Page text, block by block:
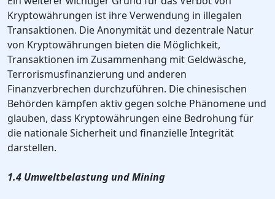
Kryptowährungen ist ihre Verwendung in illegalen
Transaktionen. Die Anonymität und dezentrale Natur
von Kryptowährungen bieten die Möglichkeit,
Transaktionen im Zusammenhang mit Geldwäsche,
Terrorismusfinanzierung und anderen
Finanzverbrechen durchzuführen. Die chinesischen
Behörden kämpfen aktiv gegen solche Phänomene und
glauben, dass Kryptowährungen eine Bedrohung für
die nationale Sicherheit und finanzielle Integrität
darstellen.
1.4 Umweltbelastung und Mining